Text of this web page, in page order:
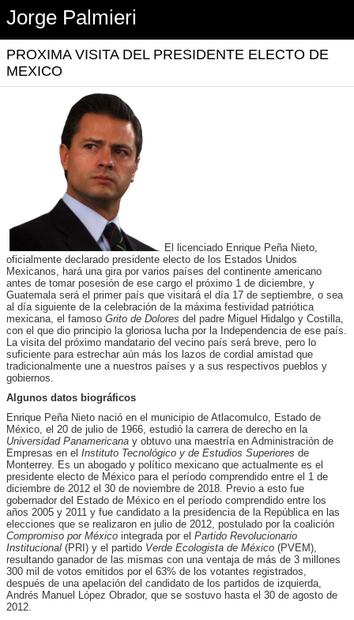
Jorge Palmieri
PROXIMA VISITA DEL PRESIDENTE ELECTO DE
MEXICO
El licenciado Enrique Peña Nieto,
oficialmente declarado presidente electo de los Estados Unidos
Mexicanos, hará una gira por varios países del continente americano
antes de tomar posesión de ese cargo el próximo 1 de diciembre, y
Guatemala será el primer país que visitará el día 17 de septiembre, o sea
al día siguiente de la celebración de la máxima festividad patriótica
mexicana, el famoso Grito de Dolores del padre Miguel Hidalgo y Costilla,
con el que dio principio la gloriosa lucha por la Independencia de ese país.
La visita del próximo mandatario del vecino país será breve, pero lo
suficiente para estrechar aún más los lazos de cordial amistad que
tradicionalmente une a nuestros países y a sus respectivos pueblos y
gobiernos.
Algunos datos biográficos
Enrique Peña Nieto nació en el municipio de Atlacomulco, Estado de
México, el 20 de julio de 1966, estudió la carrera de derecho en la
Universidad Panamericana y obtuvo una maestría en Administración de
Empresas en el Instituto Tecnológico y de Estudios Superiores de
Monterrey. Es un abogado y político mexicano que actualmente es el
presidente electo de México para el período comprendido entre el 1 de
diciembre de 2012 el 30 de noviembre de 2018. Previo a esto fue
gobernador del Estado de México en el período comprendido entre los
años 2005 y 2011 y fue candidato a la presidencia de la República en las
elecciones que se realizaron en julio de 2012, postulado por la coalición
Compromiso por México integrada por el Partido Revolucionario
Institucional (PRI) y el partido Verde Ecologista de México (PVEM),
resultando ganador de las mismas con una ventaja de más de 3 millones
300 mil de votos emitidos por el 63% de los votantes registrados,
después de una apelación del candidato de los partidos de izquierda,
Andrés Manuel López Obrador, que se sostuvo hasta el 30 de agosto de
2012.